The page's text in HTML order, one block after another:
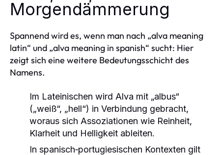
Morgendämmerung
Spannend wird es, wenn man nach „alva meaning
latin“ und „alva meaning in spanish“ sucht: Hier
zeigt sich eine weitere Bedeutungsschicht des
Namens.
Im Lateinischen wird Alva mit „albus“
(„weiß“, „hell“) in Verbindung gebracht,
woraus sich Assoziationen wie Reinheit,
Klarheit und Helligkeit ableiten.
In spanisch‑portugiesischen Kontexten gilt